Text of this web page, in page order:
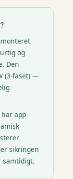
og
Den
(3-faset) —
app-
sikringen
samtidigt.